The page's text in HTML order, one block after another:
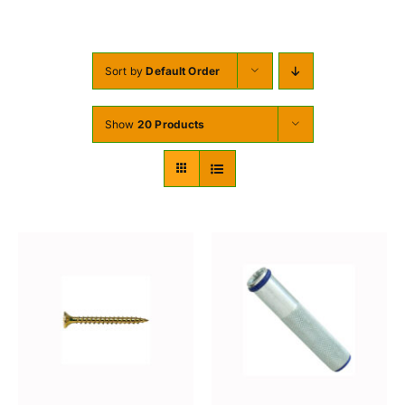
À PROPOS DE NOUS
BLOG
MON COMPTE
Sort byDefault Order
Show 20 Products
AJOUTER AU PANIER